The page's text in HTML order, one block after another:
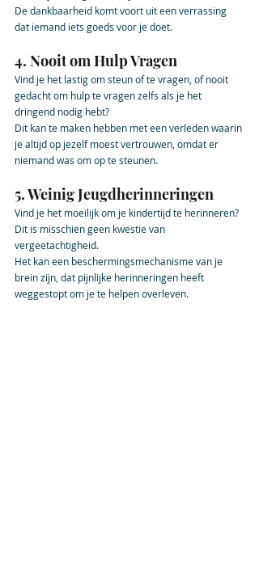
De dankbaarheid komt voort uit een verrassing
dat iemand iets goeds voor je doet.
4. Nooit om Hulp Vragen
Vind je het lastig om steun of te vragen, of nooit
gedacht om hulp te vragen zelfs als je het
dringend nodig hebt?
Dit kan te maken hebben met een verleden waarin
je altijd op jezelf moest vertrouwen, omdat er
niemand was om op te steunen.
5. Weinig Jeugdherinneringen
Vind je het moeilijk om je kindertijd te herinneren?
Dit is misschien geen kwestie van
vergeetachtigheid.
Het kan een beschermingsmechanisme van je
brein zijn, dat pijnlijke herinneringen heeft
weggestopt om je te helpen overleven.